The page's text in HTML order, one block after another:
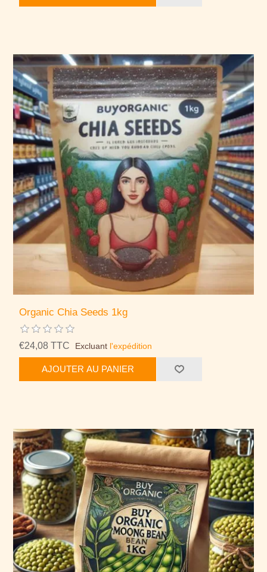
Organic Chia Seeds 1kg
€24,08 TTC Excluant l'expédition
AJOUTER AU PANIER